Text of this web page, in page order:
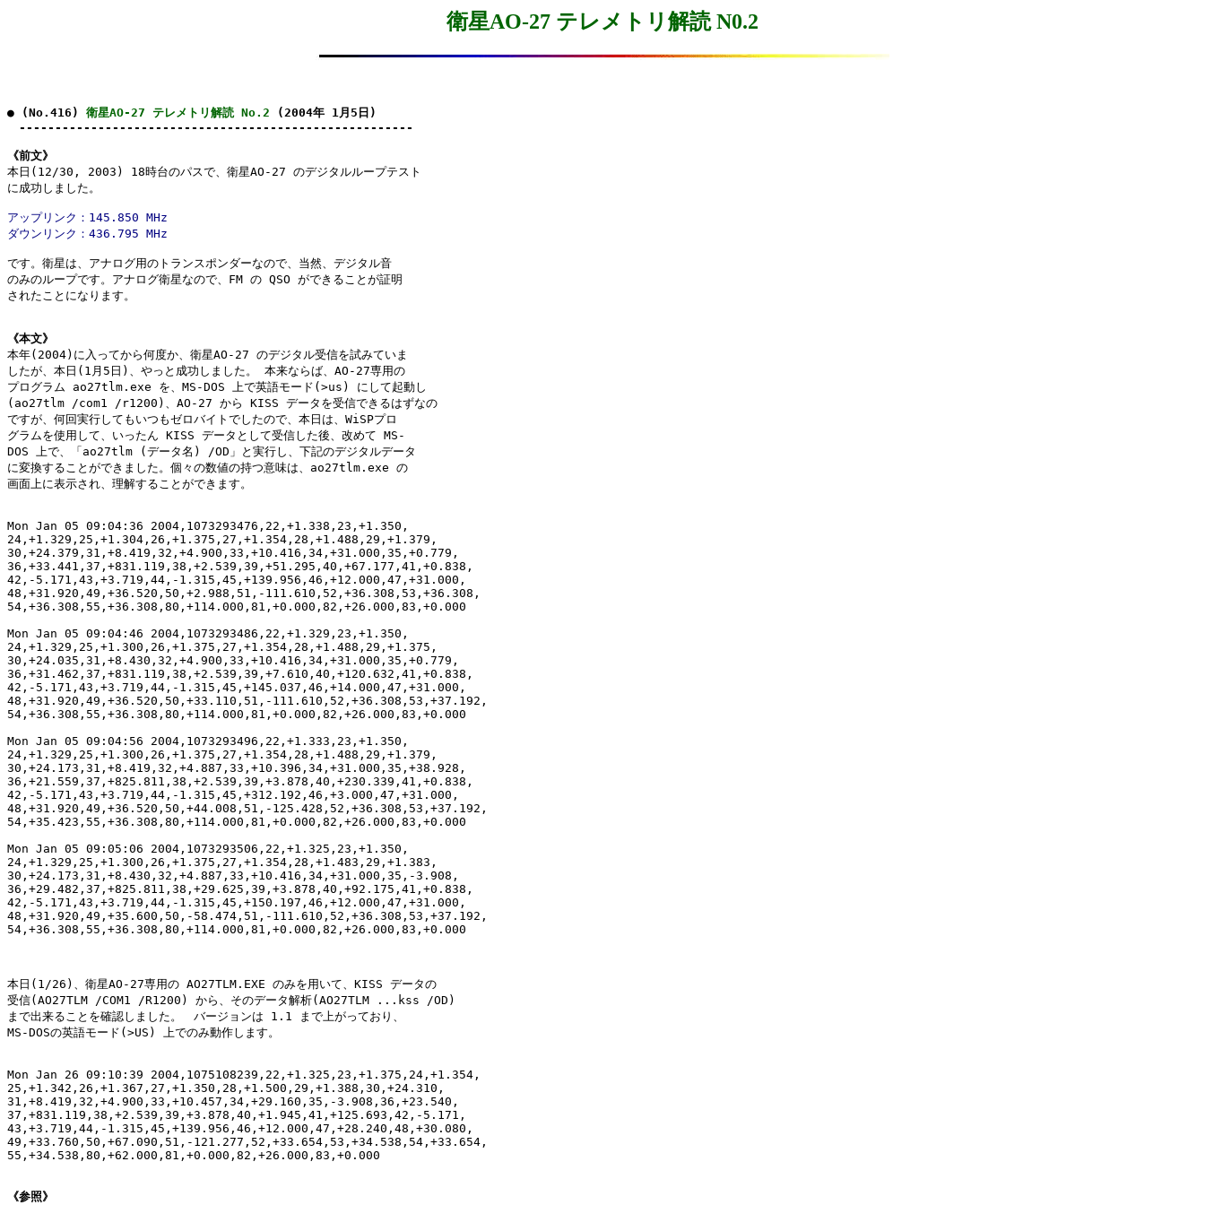
衛星AO-27 テレメトリ解読 N0.2
● (No.416) 衛星AO-27 テレメトリ解読 No.2 (2004年 1月5日)
-------------------------------------------------------
《前文》
本日(12/30, 2003) 18時台のパスで、衛星AO-27 のデジタルループテスト
アップリンク：145.850 MHz
です。衛星は、アナログ用のトランスポンダーなので、当然、デジタル音
のみのループです。アナログ衛星なので、FM の QSO ができることが証明
されたことになります。
《本文》
本年(2004)に入ってから何度か、衛星AO-27 のデジタル受信を試みていま
したが、本日(1月5日)、やっと成功しました。 本来ならば、AO-27専用の
プログラム ao27tlm.exe を、MS-DOS 上で英語モード(>us) にして起動し
(ao27tlm /com1 /r1200)、AO-27 から KISS データを受信できるはずなの
ですが、何回実行してもいつもゼロバイトでしたので、本日は、WiSPプロ
グラムを使用して、いったん KISS データとして受信した後、改めて MS-
DOS 上で、「ao27tlm (データ名) /OD」と実行し、下記のデジタルデータ
に変換することができました。個々の数値の持つ意味は、ao27tlm.exe の
画面上に表示され、理解することができます。
Mon Jan 05 09:04:36 2004,1073293476,22,+1.338,23,+1.350,
24,+1.329,25,+1.304,26,+1.375,27,+1.354,28,+1.488,29,+1.379,
30,+24.379,31,+8.419,32,+4.900,33,+10.416,34,+31.000,35,+0.779,
36,+33.441,37,+831.119,38,+2.539,39,+51.295,40,+67.177,41,+0.838,
42,-5.171,43,+3.719,44,-1.315,45,+139.956,46,+12.000,47,+31.000,
48,+31.920,49,+36.520,50,+2.988,51,-111.610,52,+36.308,53,+36.308,
54,+36.308,55,+36.308,80,+114.000,81,+0.000,82,+26.000,83,+0.000
Mon Jan 05 09:04:46 2004,1073293486,22,+1.329,23,+1.350,
24,+1.329,25,+1.300,26,+1.375,27,+1.354,28,+1.488,29,+1.375,
30,+24.035,31,+8.430,32,+4.900,33,+10.416,34,+31.000,35,+0.779,
36,+31.462,37,+831.119,38,+2.539,39,+7.610,40,+120.632,41,+0.838,
42,-5.171,43,+3.719,44,-1.315,45,+145.037,46,+14.000,47,+31.000,
48,+31.920,49,+36.520,50,+33.110,51,-111.610,52,+36.308,53,+37.192,
54,+36.308,55,+36.308,80,+114.000,81,+0.000,82,+26.000,83,+0.000
Mon Jan 05 09:04:56 2004,1073293496,22,+1.333,23,+1.350,
24,+1.329,25,+1.300,26,+1.375,27,+1.354,28,+1.488,29,+1.379,
30,+24.173,31,+8.419,32,+4.887,33,+10.396,34,+31.000,35,+38.928,
36,+21.559,37,+825.811,38,+2.539,39,+3.878,40,+230.339,41,+0.838,
42,-5.171,43,+3.719,44,-1.315,45,+312.192,46,+3.000,47,+31.000,
48,+31.920,49,+36.520,50,+44.008,51,-125.428,52,+36.308,53,+37.192,
54,+35.423,55,+36.308,80,+114.000,81,+0.000,82,+26.000,83,+0.000
Mon Jan 05 09:05:06 2004,1073293506,22,+1.325,23,+1.350,
24,+1.329,25,+1.300,26,+1.375,27,+1.354,28,+1.483,29,+1.383,
30,+24.173,31,+8.430,32,+4.887,33,+10.416,34,+31.000,35,-3.908,
36,+29.482,37,+825.811,38,+29.625,39,+3.878,40,+92.175,41,+0.838,
42,-5.171,43,+3.719,44,-1.315,45,+150.197,46,+12.000,47,+31.000,
48,+31.920,49,+35.600,50,-58.474,51,-111.610,52,+36.308,53,+37.192,
54,+36.308,55,+36.308,80,+114.000,81,+0.000,82,+26.000,83,+0.000
本日(1/26)、衛星AO-27専用の AO27TLM.EXE のみを用いて、KISS データの
受信(AO27TLM /COM1 /R1200) から、そのデータ解析(AO27TLM ...kss /OD)
まで出来ることを確認しました。　バージョンは 1.1 まで上がっており、
MS-DOSの英語モード(>US) 上でのみ動作します。
Mon Jan 26 09:10:39 2004,1075108239,22,+1.325,23,+1.375,24,+1.354,
25,+1.342,26,+1.367,27,+1.350,28,+1.500,29,+1.388,30,+24.310,
31,+8.419,32,+4.900,33,+10.457,34,+29.160,35,-3.908,36,+23.540,
37,+831.119,38,+2.539,39,+3.878,40,+1.945,41,+125.693,42,-5.171,
43,+3.719,44,-1.315,45,+139.956,46,+12.000,47,+28.240,48,+30.080,
49,+33.760,50,+67.090,51,-121.277,52,+33.654,53,+34.538,54,+33.654,
55,+34.538,80,+62.000,81,+0.000,82,+26.000,83,+0.000
《参照》